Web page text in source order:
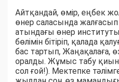
Айтқандай, өмір, еңбек
өнер саласында
атындағы өнер
бөлімін бітіріп, қалада
бас тартып, Жаңақалаға,
оралды. Жұмыс табу қиын
сол ғой!). Мектепке